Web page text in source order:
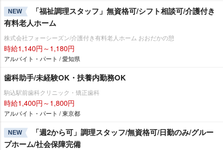
NEW
「福祉調理スタッフ」無資格可/シフト相談可/介護付き
有料老人ホーム
株式会社フォーシーズン/介護付き有料老人ホーム おおだかの憩
時給1,140円～1,180円
アルバイト・パート / 愛知県
歯科助手/未経験OK・扶養内勤務OK
駒込駅前歯科クリニック・矯正歯科
時給1,400円～1,800円
アルバイト・パート / 東京都
NEW
「週2から可」調理スタッフ/無資格可/日勤のみ/グルー
プホーム/社会保障完備